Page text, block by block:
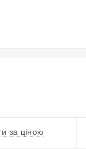
за ціною